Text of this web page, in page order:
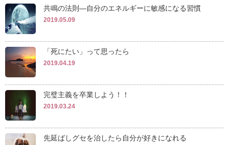
共鳴の法則―自分のエネルギーに敏感になる習慣
2019.05.09
「死にたい」って思ったら
2019.04.19
完璧主義を卒業しよう！！
2019.03.24
先延ばしグセを治したら自分が好きになれる